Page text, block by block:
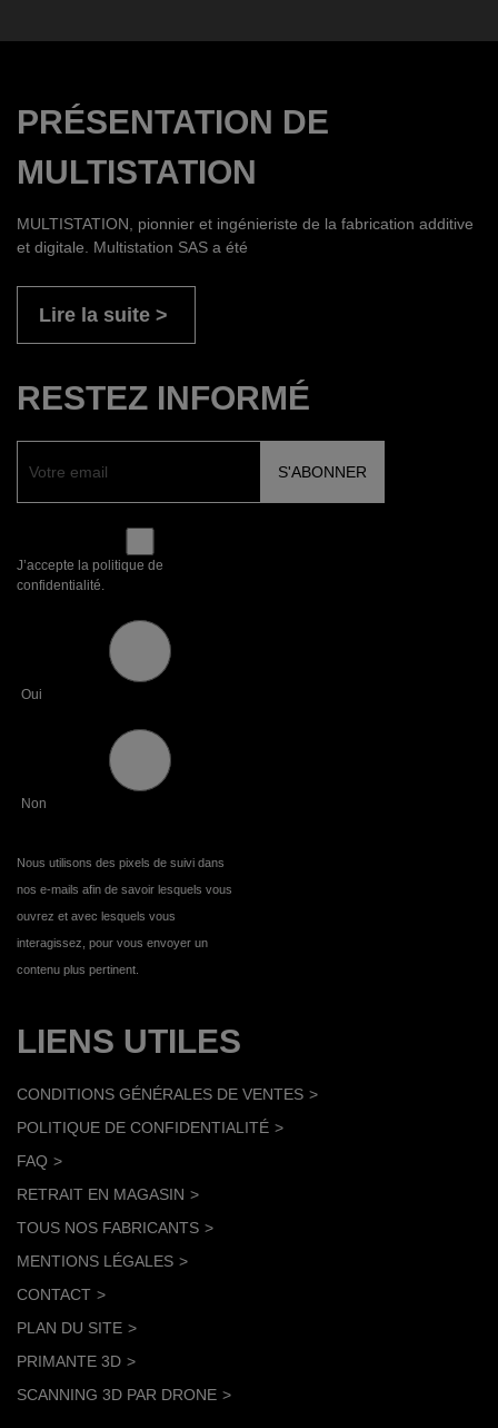
PRÉSENTATION DE
MULTISTATION
MULTISTATION, pionnier et ingénieriste de la fabrication additive
et digitale. Multistation SAS a été
Lire la suite
RESTEZ INFORMÉ
J’accepte la politique de
confidentialité.
Oui
Non
Nous utilisons des pixels de suivi dans
nos e-mails afin de savoir lesquels vous
ouvrez et avec lesquels vous
interagissez, pour vous envoyer un
contenu plus pertinent.
LIENS UTILES
CONDITIONS GÉNÉRALES DE VENTES
POLITIQUE DE CONFIDENTIALITÉ
FAQ
RETRAIT EN MAGASIN
TOUS NOS FABRICANTS
MENTIONS LÉGALES
CONTACT
PLAN DU SITE
PRIMANTE 3D
SCANNING 3D PAR DRONE